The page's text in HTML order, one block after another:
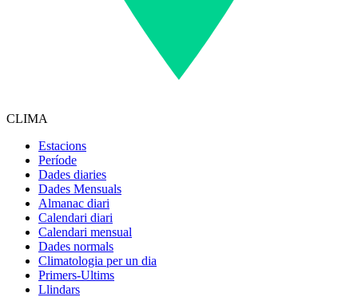
CLIMA
Estacions
Període
Dades diaries
Dades Mensuals
Almanac diari
Calendari diari
Calendari mensual
Dades normals
Climatologia per un dia
Primers-Ultims
Llindars